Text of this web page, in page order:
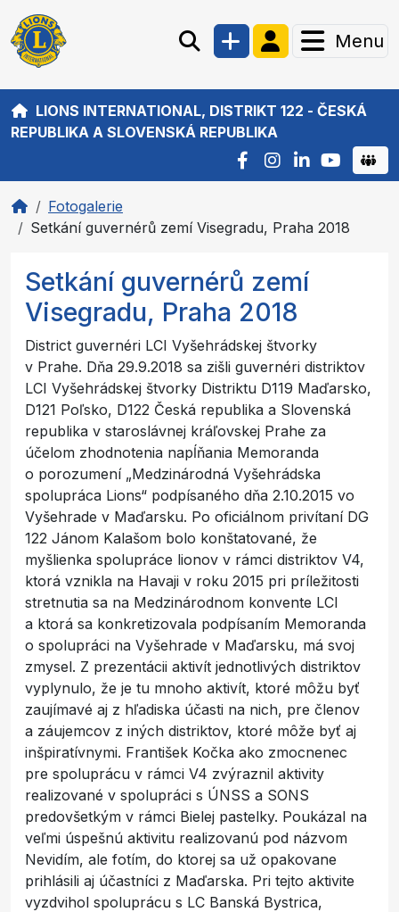
Menu
LIONS INTERNATIONAL, DISTRIKT 122 - ČESKÁ
REPUBLIKA A SLOVENSKÁ REPUBLIKA
Fotogalerie
Setkání guvernérů zemí Visegradu, Praha 2018
Setkání guvernérů zemí
Visegradu, Praha 2018
District guvernéri LCI Vyšehrádskej štvorky
v Prahe. Dňa 29.9.2018 sa zišli guvernéri distriktov
LCI Vyšehrádskej štvorky Distriktu D119 Maďarsko,
D121 Poľsko, D122 Česká republika a Slovenská
republika v staroslávnej kráľovskej Prahe za
účelom zhodnotenia napĺňania Memoranda
o porozumení „Medzinárodná Vyšehrádska
spolupráca Lions“ podpísaného dňa 2.10.2015 vo
Vyšehrade v Maďarsku. Po oficiálnom privítaní DG
122 Jánom Kalašom bolo konštatované, že
myšlienka spolupráce lionov v rámci distriktov V4,
ktorá vznikla na Havaji v roku 2015 pri príležitosti
stretnutia sa na Medzinárodnom konvente LCI
a ktorá sa konkretizovala podpísaním Memoranda
o spolupráci na Vyšehrade v Maďarsku, má svoj
zmysel. Z prezentácii aktivít jednotlivých distriktov
vyplynulo, že je tu mnoho aktivít, ktoré môžu byť
zaujímavé aj z hľadiska účasti na nich, pre členov
a záujemcov z iných distriktov, ktoré môže byť aj
inšpiratívnymi. František Kočka ako zmocnenec
pre spoluprácu v rámci V4 zvýraznil aktivity
realizované v spolupráci s ÚNSS a SONS
predovšetkým v rámci Bielej pastelky. Poukázal na
veľmi úspešnú aktivitu realizovanú pod názvom
Nevidím, ale fotím, do ktorej sa už opakovane
prihlásili aj účastníci z Maďarska. Pri tejto aktivite
vyzdvihol spoluprácu s LC Banská Bystrica,